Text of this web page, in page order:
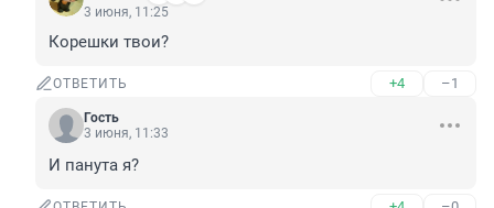
3 июня, 11:25
Корешки твои?
ОТВЕТИТЬ +4 –1
Гость
3 июня, 11:33
И панута я?